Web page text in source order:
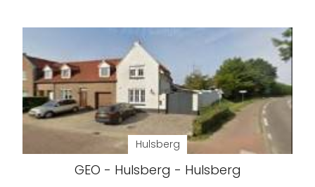
Hulsberg
GEO - Hulsberg - Hulsberg